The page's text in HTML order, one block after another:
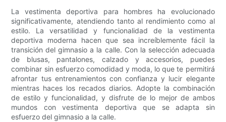
La vestimenta deportiva para hombres ha evolucionado
significativamente, atendiendo tanto al rendimiento como al
estilo. La versatilidad y funcionalidad de la vestimenta
deportiva moderna hacen que sea increíblemente fácil la
transición del gimnasio a la calle. Con la selección adecuada
de blusas, pantalones, calzado y accesorios, puedes
combinar sin esfuerzo comodidad y moda, lo que te permitirá
afrontar tus entrenamientos con confianza y lucir elegante
mientras haces los recados diarios. Adopte la combinación
de estilo y funcionalidad, y disfrute de lo mejor de ambos
mundos con vestimenta deportiva que se adapta sin
esfuerzo del gimnasio a la calle.